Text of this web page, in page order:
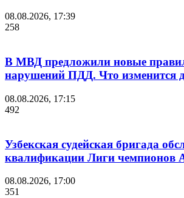
08.08.2026, 17:39
258
В МВД предложили новые
нарушений ПДД. Что изменится
08.08.2026, 17:15
492
Узбекская судейская бригада
квалификации Лиги чемпионов
08.08.2026, 17:00
351